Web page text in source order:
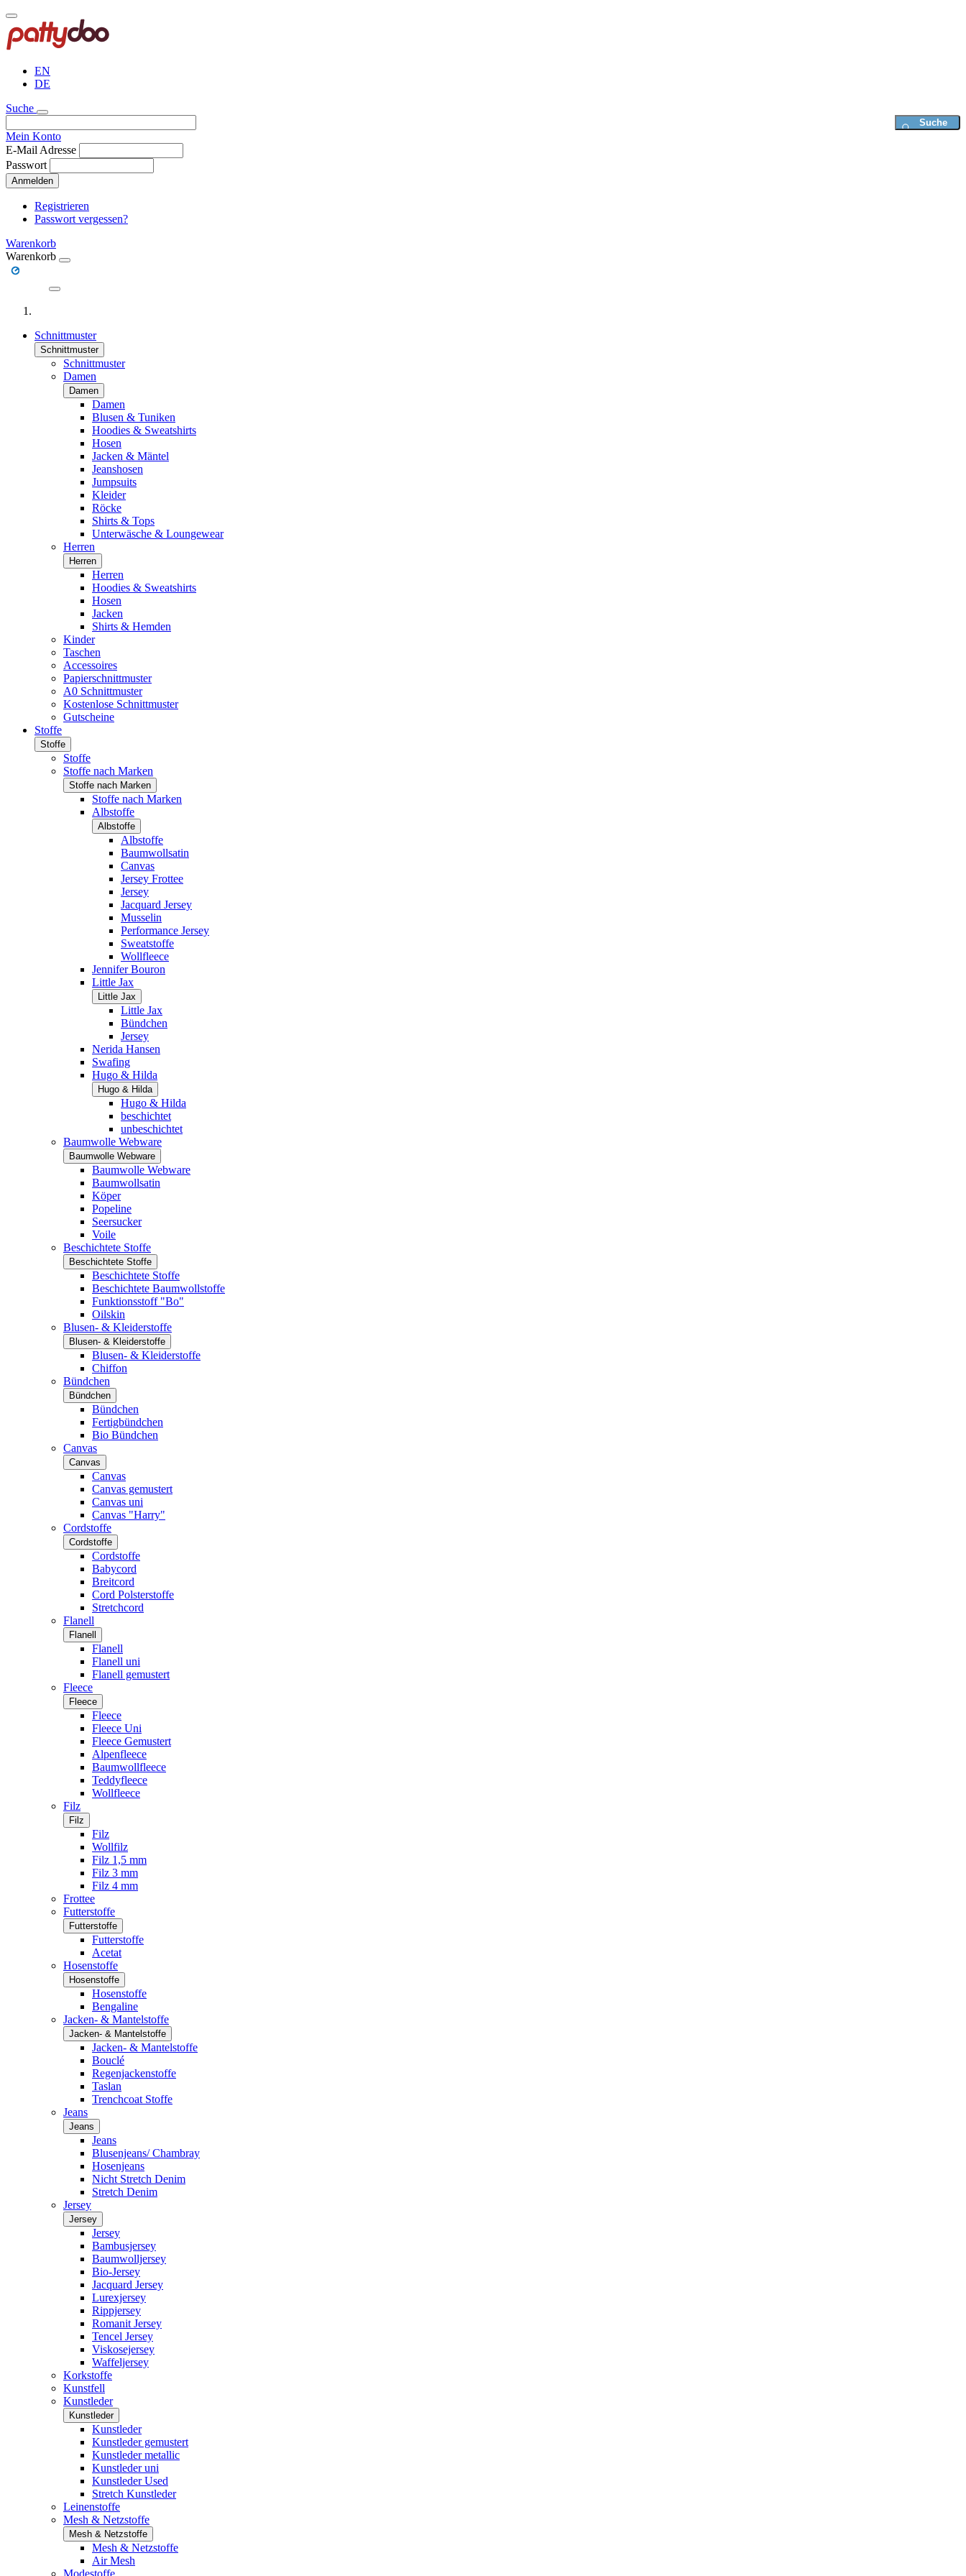
Direkt
zum
Inhalt
EN
DE
Suche
Mein Konto
E-Mail Adresse
Passwort
Anmelden
Registrieren
Passwort vergessen?
Warenkorb
Warenkorb
Schnittmuster
Schnittmuster
Schnittmuster
Damen
Damen
Damen
Blusen & Tuniken
Hoodies & Sweatshirts
Hosen
Jacken & Mäntel
Jeanshosen
Jumpsuits
Kleider
Röcke
Shirts & Tops
Unterwäsche & Loungewear
Herren
Herren
Herren
Hoodies & Sweatshirts
Hosen
Jacken
Shirts & Hemden
Kinder
Taschen
Accessoires
Papierschnittmuster
A0 Schnittmuster
Kostenlose Schnittmuster
Gutscheine
Stoffe
Stoffe
Stoffe
Stoffe nach Marken
Stoffe nach Marken
Stoffe nach Marken
Albstoffe
Albstoffe
Albstoffe
Baumwollsatin
Canvas
Jersey Frottee
Jersey
Jacquard Jersey
Musselin
Performance Jersey
Sweatstoffe
Wollfleece
Jennifer Bouron
Little Jax
Little Jax
Little Jax
Bündchen
Jersey
Nerida Hansen
Swafing
Hugo & Hilda
Hugo & Hilda
Hugo & Hilda
beschichtet
unbeschichtet
Baumwolle Webware
Baumwolle Webware
Baumwolle Webware
Baumwollsatin
Köper
Popeline
Seersucker
Voile
Beschichtete Stoffe
Beschichtete Stoffe
Beschichtete Stoffe
Beschichtete Baumwollstoffe
Funktionsstoff "Bo"
Oilskin
Blusen- & Kleiderstoffe
Blusen- & Kleiderstoffe
Blusen- & Kleiderstoffe
Chiffon
Bündchen
Bündchen
Bündchen
Fertigbündchen
Bio Bündchen
Canvas
Canvas
Canvas
Canvas gemustert
Canvas uni
Canvas "Harry"
Cordstoffe
Cordstoffe
Cordstoffe
Babycord
Breitcord
Cord Polsterstoffe
Stretchcord
Flanell
Flanell
Flanell
Flanell uni
Flanell gemustert
Fleece
Fleece
Fleece
Fleece Uni
Fleece Gemustert
Alpenfleece
Baumwollfleece
Teddyfleece
Wollfleece
Filz
Filz
Filz
Wollfilz
Filz 1,5 mm
Filz 3 mm
Filz 4 mm
Frottee
Futterstoffe
Futterstoffe
Futterstoffe
Acetat
Hosenstoffe
Hosenstoffe
Hosenstoffe
Bengaline
Jacken- & Mantelstoffe
Jacken- & Mantelstoffe
Jacken- & Mantelstoffe
Bouclé
Regenjackenstoffe
Taslan
Trenchcoat Stoffe
Jeans
Jeans
Jeans
Blusenjeans/ Chambray
Hosenjeans
Nicht Stretch Denim
Stretch Denim
Jersey
Jersey
Jersey
Bambusjersey
Baumwolljersey
Bio-Jersey
Jacquard Jersey
Lurexjersey
Rippjersey
Romanit Jersey
Tencel Jersey
Viskosejersey
Waffeljersey
Korkstoffe
Kunstfell
Kunstleder
Kunstleder
Kunstleder
Kunstleder gemustert
Kunstleder metallic
Kunstleder uni
Kunstleder Used
Stretch Kunstleder
Leinenstoffe
Mesh & Netzstoffe
Mesh & Netzstoffe
Mesh & Netzstoffe
Air Mesh
Modestoffe